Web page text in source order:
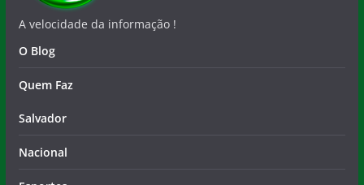
A velocidade da informação !
O Blog
Quem Faz
Salvador
Nacional